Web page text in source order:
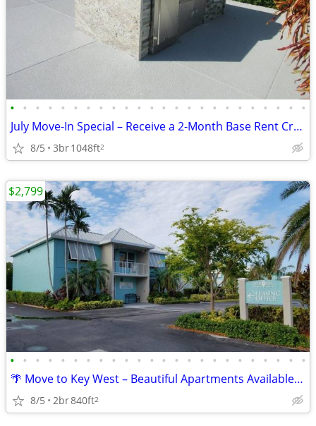
• • • • • • • • • • • • • • • • • • • • • • • •
July Move-In Special – Receive a 2-Month Base Rent Credit!
8/5 3br1048ft2
• • • • • • • • • • • • • • • • • • • • • • • •
🌴 Move to Key West – Beautiful Apartments Available Now!
8/5 2br840ft2
$2,799